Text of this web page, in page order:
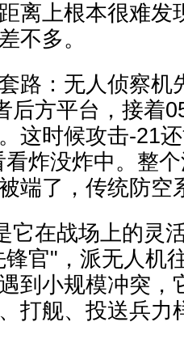
离上根本很难发
不多。
路：无人侦察机
后方平台，接着
这时候攻击-21
炸没炸中。整
端了，传统防空
它在战场上的灵
官"，派无人机
到小规模冲突，
打舰、投送兵力